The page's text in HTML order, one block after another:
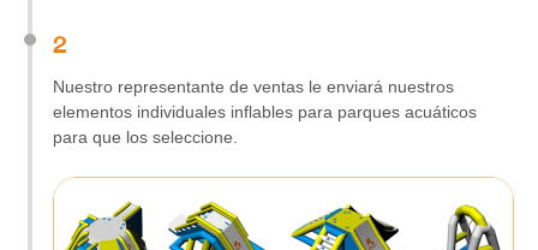
2
Nuestro representante de ventas le enviará nuestros
elementos individuales inflables para parques acuáticos
para que los seleccione.